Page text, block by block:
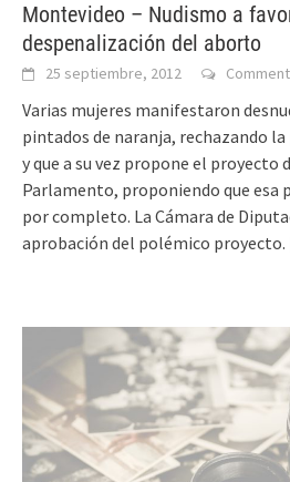
Montevideo – Nudismo a
despenalización del aborto
25 septiembre, 2012 Comment
Varias mujeres manifestaron
pintados de naranja, rechazando
y que a su vez propone el proyecto
Parlamento, proponiendo que esa
por completo. La Cámara de
aprobación del polémico proyecto.